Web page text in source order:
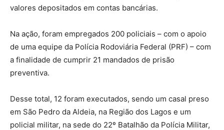
valores depositados em contas bancárias.
Na ação, foram empregados 200 policiais – com o apoio
de uma equipe da Polícia Rodoviária Federal (PRF) – com
a finalidade de cumprir 21 mandados de prisão
preventiva.
Desse total, 12 foram executados, sendo um casal preso
em São Pedro da Aldeia, na Região dos Lagos e um
policial militar, na sede do 22º Batalhão da Polícia Militar,